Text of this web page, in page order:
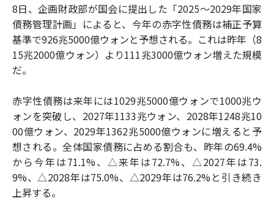
8日、企画財政部が国会に提出した「2025～2029年国家
債務管理計画」によると、今年の赤字性債務は補正予算
基準で926兆5000億ウォンと予想される。これは昨年（8
15兆2000億ウォン）より111兆3000億ウォン増えた規模
だ。
赤字性債務は来年には1029兆5000億ウォンで1000兆ウ
ォンを突破し、2027年1133兆ウォン、2028年1248兆10
00億ウォン、2029年1362兆5000億ウォンに増えると予
想される。全体国家債務に占める割合も、昨年の69.4%
から今年は71.1%、△来年は72.7%、△2027年は73.
9%、△2028年は75.0%、△2029年は76.2%と引き続き
上昇する。